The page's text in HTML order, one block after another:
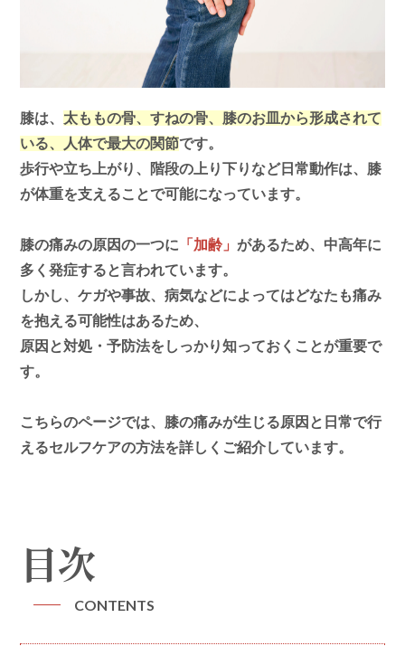
膝は、 太ももの骨、すねの骨、膝のお皿から形成されて
いる、人体で最大の関節です。
歩行や立ち上がり、階段の上り下りなど日常動作は、膝
が体重を支えることで可能になっています。
膝の痛みの原因の一つに 「加齢」 があるため、中高年に
多く発症すると言われています。
しかし、ケガや事故、病気などによってはどなたも痛み
を抱える可能性はあるため、
原因と対処・予防法をしっかり知っておくことが重要で
す。
こちらのページでは、膝の痛みが生じる原因と日常で行
えるセルフケアの方法を詳しくご紹介しています。
目次
CONTENTS